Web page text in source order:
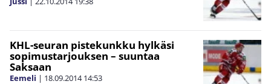
KHL-seuran pistekunkku hylkäsi
sopimustarjouksen – suuntaa
Saksaan
Eemeli | 18.09.2014 14:53